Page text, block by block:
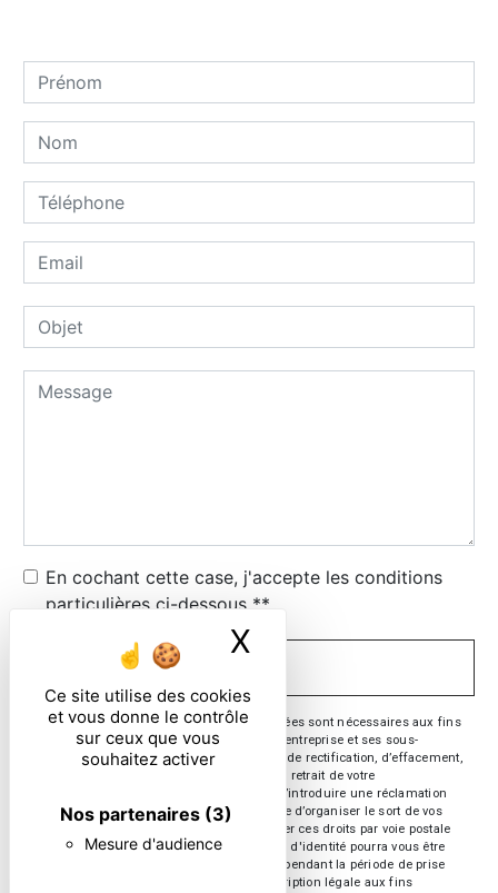
Ce site utilise des cookies
et vous donne le contrôle
sur ceux que vous
souhaitez activer
Nos partenaires (3)
Mesure d'audience
X Masquer le
En cochant cette case, j'accepte les conditions
particulières ci-dessous **
** Les données personnelles communiquées sont nécessaires aux fins
de vous contacter. Elles sont destinées à l'entreprise et ses sous-
traitants. Vous disposez de droits d’accès, de rectification, d’effacement,
de portabilité, de limitation, d’opposition, de retrait de votre
consentement à tout moment et du droit d’introduire une réclamation
auprès d’une autorité de contrôle, ainsi que d’organiser le sort de vos
données post-mortem. Vous pouvez exercer ces droits par voie postale
ou par courrier électronique. Un justificatif d'identité pourra vous être
demandé. Nous conservons vos données pendant la période de prise
de contact puis pendant la durée de prescription légale aux fins